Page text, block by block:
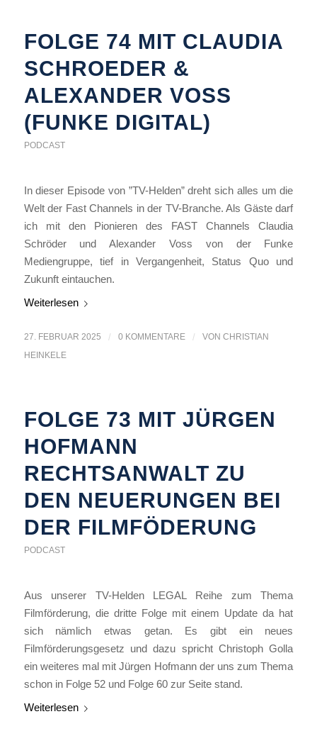
FOLGE 74 MIT CLAUDIA
SCHROEDER &
ALEXANDER VOSS (
FUNKE DIGITAL)
PODCAST
In dieser Episode von ”TV-Helden” dreht sich alles um die
Welt der Fast Channels in der TV-Branche. Als Gäste darf
ich mit den Pionieren des FAST Channels Claudia
Schröder und Alexander Voss von der Funke
Mediengruppe, tief in Vergangenheit, Status Quo und
Zukunft eintauchen.
Weiterlesen
27. FEBRUAR 2025 / 0 KOMMENTARE / VON CHRISTIAN
HEINKELE
FOLGE 73 MIT JÜRGEN
HOFMANN
RECHTSANWALT ZU
DEN NEUERUNGEN BEI
DER FILMFÖDERUNG
PODCAST
Aus unserer TV-Helden LEGAL Reihe zum Thema
Filmförderung, die dritte Folge mit einem Update da hat
sich nämlich etwas getan. Es gibt ein neues
Filmförderungsgesetz und dazu spricht Christoph Golla
ein weiteres mal mit Jürgen Hofmann der uns zum Thema
schon in Folge 52 und Folge 60 zur Seite stand.
Weiterlesen